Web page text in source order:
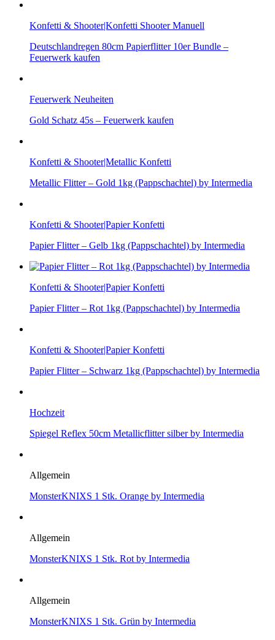
Konfetti & Shooter|Konfetti Shooter Manuell
Deutschlandregen 80cm Papierflitter 10er Bundle –
Feuerwerk kaufen
Feuerwerk Neuheiten
Gold Schatz 45s – Feuerwerk kaufen
Konfetti & Shooter|Metallic Konfetti
Metallic Flitter – Gold 1kg (Pappschachtel) by Intermedia
Konfetti & Shooter|Papier Konfetti
Papier Flitter – Gelb 1kg (Pappschachtel) by Intermedia
Konfetti & Shooter|Papier Konfetti
Papier Flitter – Rot 1kg (Pappschachtel) by Intermedia
Konfetti & Shooter|Papier Konfetti
Papier Flitter – Schwarz 1kg (Pappschachtel) by Intermedia
Hochzeit
Spiegel Reflex 50cm Metallicflitter silber by Intermedia
Allgemein
MonsterKNIXS 1 Stk. Orange by Intermedia
Allgemein
MonsterKNIXS 1 Stk. Rot by Intermedia
Allgemein
MonsterKNIXS 1 Stk. Grün by Intermedia